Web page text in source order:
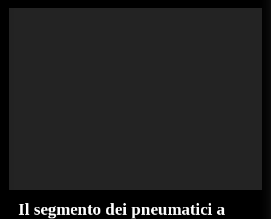
Il segmento dei pneumatici a